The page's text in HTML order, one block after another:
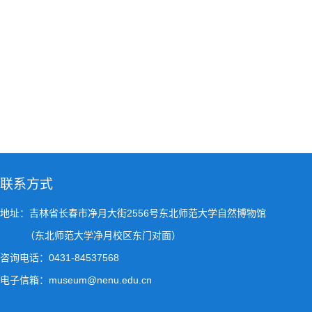
联系方式
地址：吉林省长春市净月大街2556号东北师范大学自然博物馆
（东北师范大学净月校区东门对面）
咨询电话：0431-84537568
电子信箱：museum@nenu.edu.cn